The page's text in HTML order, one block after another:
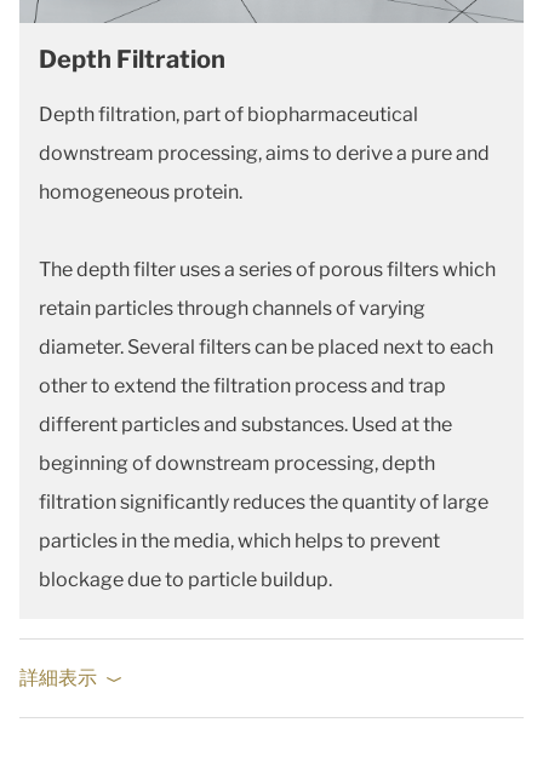
Depth Filtration
Depth filtration, part of biopharmaceutical
downstream processing, aims to derive a pure and
homogeneous protein.
The depth filter uses a series of porous filters which
retain particles through channels of varying
diameter. Several filters can be placed next to each
other to extend the filtration process and trap
different particles and substances. Used at the
beginning of downstream processing, depth
filtration significantly reduces the quantity of large
particles in the media, which helps to prevent
blockage due to particle buildup.
詳細表示